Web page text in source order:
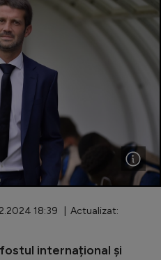
18:39 | Actualizat:
internațional și